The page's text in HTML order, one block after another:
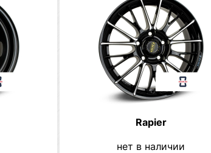
Rapier
нет в наличии